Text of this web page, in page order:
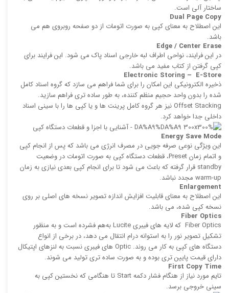
ساختار آلی است.
Dual Page Copy
این اصطلاح به معنای کپی به صورت اتومات از دو صفحه روبروی هم می
باشد.
Edge / Center Erase
در این فرایند، نواحی اطراف لبه خارجی اسناد پاک می شود. این فرایند برای
كپی گرفتن از كتاب مفید می باشد.
Electronic Storing – E-Store
ذخیره الكترونیكی این امکان را برای شما فراهم می سازد كه گروه اسناد كامل
‌شده را بدون واحد حجیم منظم‌ كننده، به طور ساده‌ تری فراهم سازید.
Offset Stacking نیز هر گروه كامل پرینت ‌ها و یا كپی‌ ها را با سینی اسناد
داخلی جدا خواهد کرد.
Energy Save Mode
این ویژگی نوعی صرفه‌ جویی در مصرف انرژی می باشد كه پس از انجام كپی
و اتمام زمان Preset، قطعات دستگاه كپی به صورت اتومات در وضعیت
standby قرار گرفته که باعث می‌ شود تا برای انجام كپی بعدی نیازی به زمان
warm-up مجدد نباشد.
Enlargement
این اصطلاح به معنای قابلیت افزایش اندازه تصویر نسخه های اصلی بر روی
نسخه كپی ‌شده، می باشد.
Fiber Optics
Fiber Optics كه لایه‌ های فیبری Lucite به‌هم ‌فشرده است و به منظور
تشكیل تصویر نور را به استوانه درام انتقال می دهد، در برخی از انواع
دستگاه های کپی به کار می روند. Optic های فیبری نسبت به لنزهای اپتیكال
دارای قیمت پایین تری بوده و به صورت ساده ‌تری تولید می‌ شوند.
First Copy Time
تایم مورد نیاز از هنگام فشار دكمه Start تا هنگامی كه نخستین كپی به
سینی خروجی برسد.